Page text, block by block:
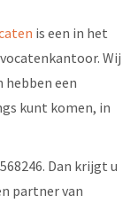
is een in het
Wij
hebben een
kunt komen, in
Dan krijgt u
partner van